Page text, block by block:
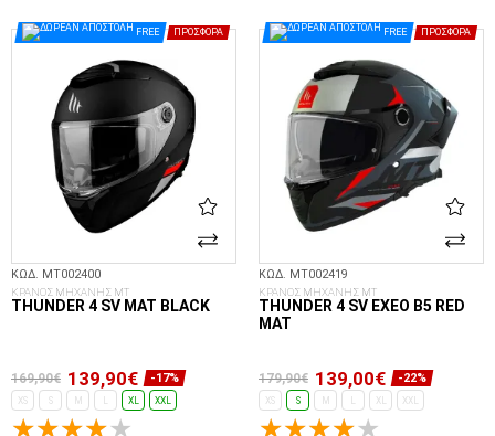
FREE ΠΡΟΣΦΟΡΆ
ΚΩΔ. MT002400
ΚΡΑΝΟΣ ΜΗΧΑΝΗΣ MT
THUNDER 4 SV MAT BLACK
169,90€ 139,90€ -17%
XS S XL XXL
FREE ΠΡΟΣΦΟΡΆ
ΚΩΔ. MT002419
ΚΡΑΝΟΣ ΜΗΧΑΝΗΣ MT
THUNDER 4 SV EXEO B5 RED
MAT
179,90€ 139,00€ -22%
XS S XL XXL